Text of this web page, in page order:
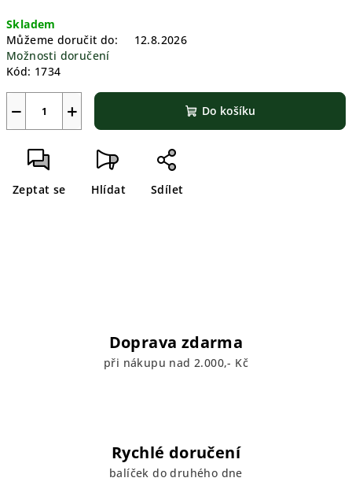
cena:
Skladem
Můžeme doručit do:
12.8.2026
Možnosti doručení
Kód: 1734
+
− Do košíku
Zeptat se Hlídat Sdílet
Doprava zdarma
při nákupu nad 2.000,- Kč
Rychlé doručení
balíček do druhého dne